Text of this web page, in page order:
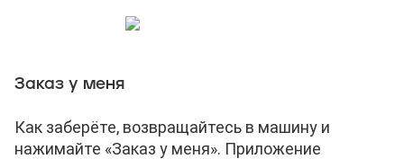
Заказ у меня
Как заберёте, возвращайтесь в машину и
нажимайте «Заказ у меня». Приложение